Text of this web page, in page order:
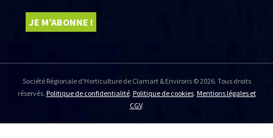
Société Régionale d'Horticulture de Clamart & Environs © 2026. Tous droits
réservés. Politique de confidentialité. Politique de cookies. Mentions légales et
CGV.